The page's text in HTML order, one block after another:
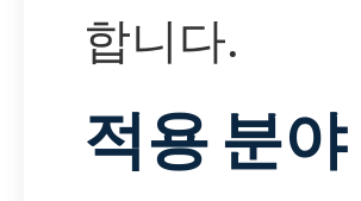
합니다.
적용 분야